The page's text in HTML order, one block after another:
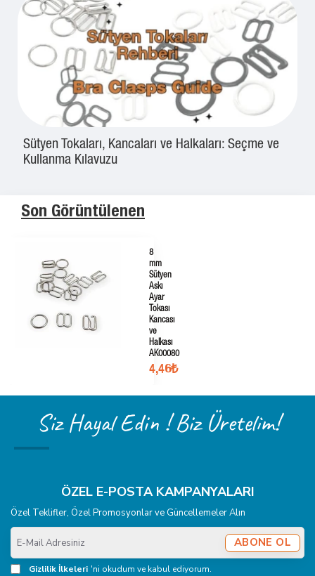
Sütyen Tokaları, Kancaları ve Halkaları: Seçme ve
Kullanma Kılavuzu
Son Görüntülenen
8
mm
Sütyen
Askı
Ayar
Tokası
Kancası
ve
Halkası
AK00080
4,46₺
Siz Hayal Edin ! Biz Üretelim!
ÖZEL E-POSTA KAMPANYALARI
Özel Teklifler, Özel Promosyonlar ve Güncellemeler Alın
E-
Mail
Adresiniz
ABONE OL
Gizlilik İlkeleri 'ni okudum ve kabul ediyorum.